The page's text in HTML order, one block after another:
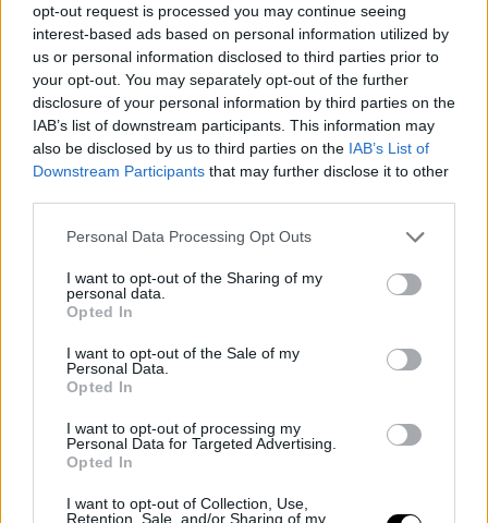
opt-out request is processed you may continue seeing
interest-based ads based on personal information utilized by
us or personal information disclosed to third parties prior to
your opt-out. You may separately opt-out of the further
disclosure of your personal information by third parties on the
IAB’s list of downstream participants. This information may
also be disclosed by us to third parties on the IAB’s List of
Downstream Participants that may further disclose it to other
Personal Data Processing Opt Outs
I want to opt-out of the Sharing of my
personal data.
Opted In
I want to opt-out of the Sale of my
Personal Data.
Opted In
I want to opt-out of processing my
Personal Data for Targeted Advertising.
Opted In
I want to opt-out of Collection, Use,
Retention, Sale, and/or Sharing of my
Diego Jiménez Rubio- 11 nov 2025
Roddick, sobre la polémica de
ganar"